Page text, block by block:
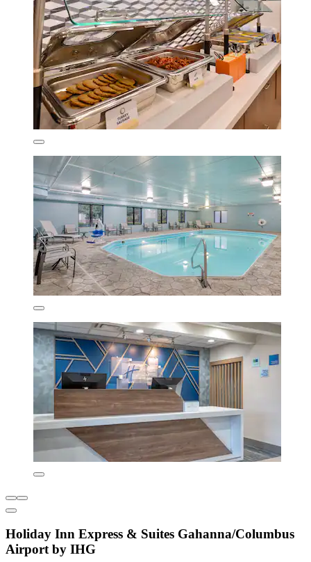
Holiday Inn Express & Suites Gahanna/Columbus
Airport by IHG